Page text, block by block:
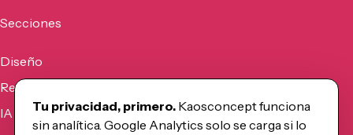
Secciones
Diseño
Recursos
IA
Tu privacidad, primero. Kaosconcept funciona
sin analítica. Google Analytics solo se carga si lo